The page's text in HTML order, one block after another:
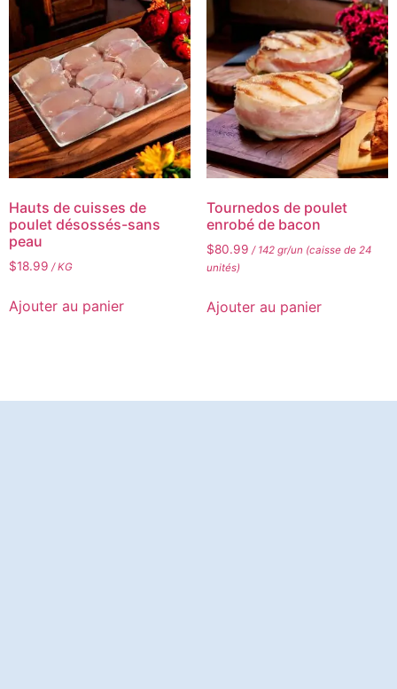
Hauts de cuisses de
poulet désossés-sans
peau
$18.99 / KG
Ajouter au panier
Tournedos de poulet
enrobé de bacon
$80.99 / 142 gr/un (caisse de 24
unités)
Ajouter au panier